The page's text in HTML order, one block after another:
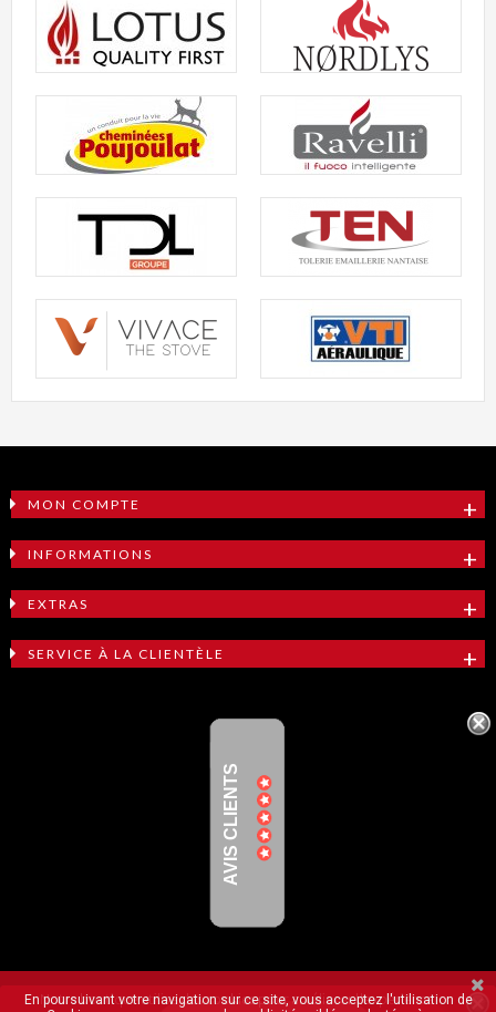
Notre boutique utilise des cookies pour améliorer l'expérience
MON COMPTE
INFORMATIONS
EXTRAS
SERVICE À LA CLIENTÈLE
AVIS CLIENTS
En poursuivant votre navigation sur ce site, vous acceptez l'utilisation de